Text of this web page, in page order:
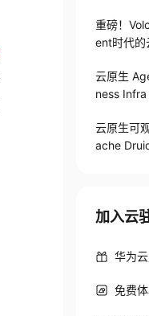
重磅！
ent时代的
云原生
ness
云原生可
ache
加入云
华为
免费